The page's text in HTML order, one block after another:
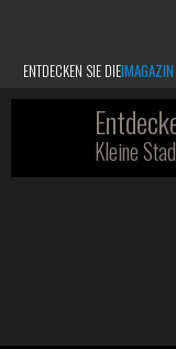
ENTDECKEN SIE DIEIMAGAZIN
Kleine